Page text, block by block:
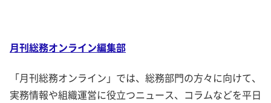
月刊総務オンライン編集部
「月刊総務オンライン」では、総務部門の方々に向けて、
実務情報や組織運営に役立つニュース、コラムなどを平日